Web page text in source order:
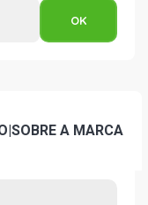
|SOBRE A MARCA